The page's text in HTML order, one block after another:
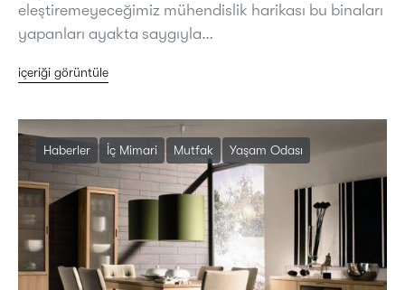
eleştiremeyeceğimiz mühendislik harikası bu binaları
yapanları ayakta saygıyla…
içeriği görüntüle
Haberler İç Mimari Mutfak Yaşam Odası